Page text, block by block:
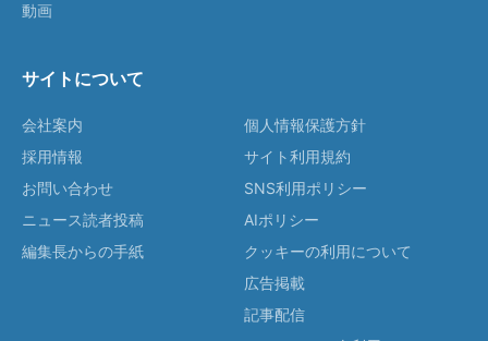
動画
サイトについて
会社案内
採用情報
お問い合わせ
ニュース読者投稿
編集長からの手紙
個人情報保護方針
サイト利用規約
SNS利用ポリシー
AIポリシー
クッキーの利用について
広告掲載
記事配信